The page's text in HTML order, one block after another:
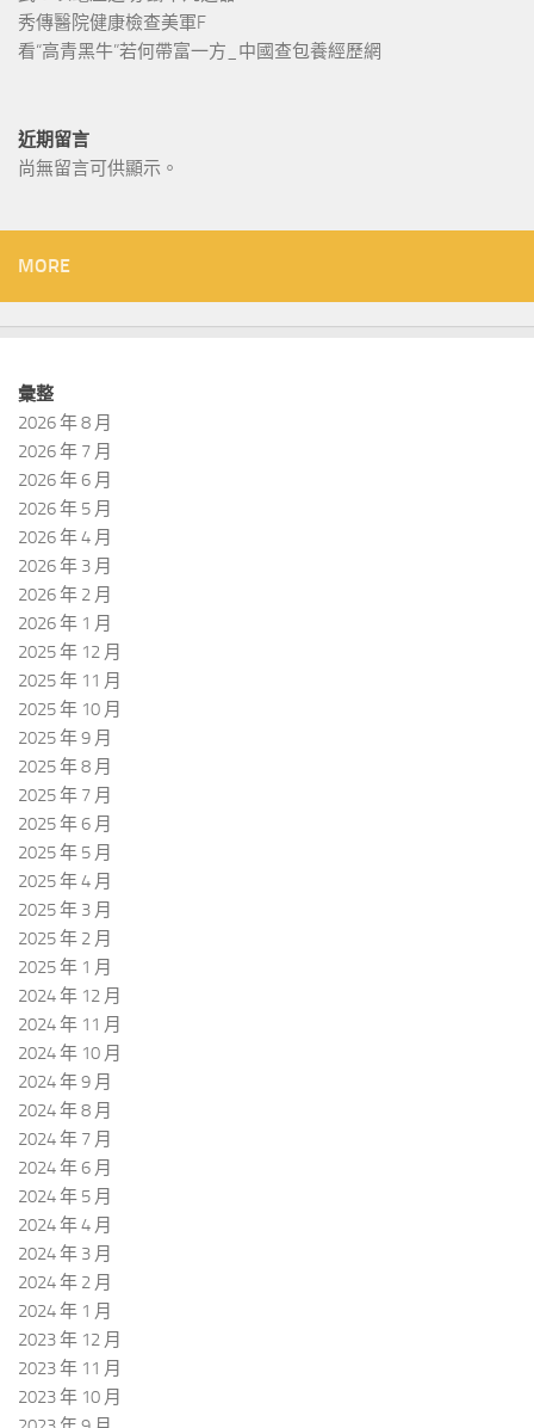
秀傳醫院健康檢查美軍F
看“高青黑牛”若何帶富一方_中國查包養經歷網
近期留言
尚無留言可供顯示。
MORE
彙整
2026 年 8 月
2026 年 7 月
2026 年 6 月
2026 年 5 月
2026 年 4 月
2026 年 3 月
2026 年 2 月
2026 年 1 月
2025 年 12 月
2025 年 11 月
2025 年 10 月
2025 年 9 月
2025 年 8 月
2025 年 7 月
2025 年 6 月
2025 年 5 月
2025 年 4 月
2025 年 3 月
2025 年 2 月
2025 年 1 月
2024 年 12 月
2024 年 11 月
2024 年 10 月
2024 年 9 月
2024 年 8 月
2024 年 7 月
2024 年 6 月
2024 年 5 月
2024 年 4 月
2024 年 3 月
2024 年 2 月
2024 年 1 月
2023 年 12 月
2023 年 11 月
2023 年 10 月